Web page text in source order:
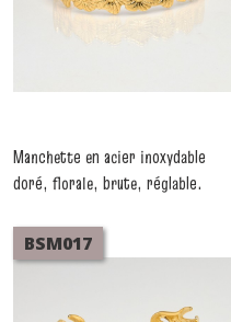
Manchette en acier inoxydable
doré, florale, brute, réglable.
BSM017